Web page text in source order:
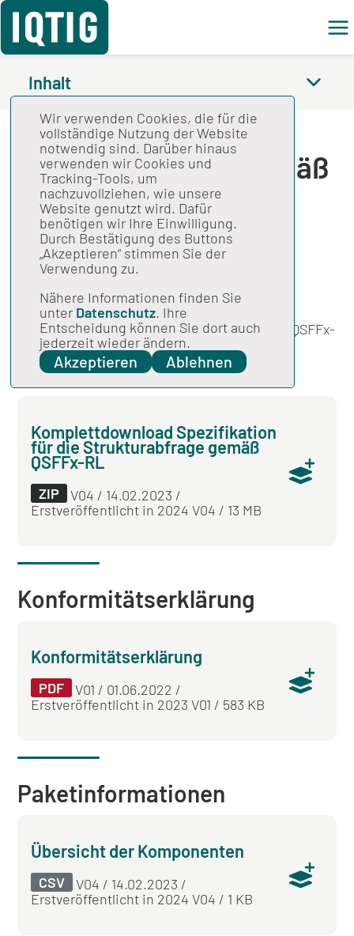
Feed
Inhalt
Spezifikation für die
Strukturabfrage gemäß
QSFFx-RL 2024 V04
Gesamtspezifikation
Modulbezogene Anwenderinformation
Stand: 14.02.2023
Spezifikation für die Strukturabfrage gemäß QSFFx-
RL 2024, Version 04; Anpassung der
Änderungsmeldung; Vereinheitlichung der
Nachweise; Neue administrative Prüfungen.
Komplettdownload Spezifikation
für die Strukturabfrage gemäß
QSFFx-RL
ZIP
V04 / 14.02.2023 /
Erstveröffentlicht in 2024 V04 / 13 MB
Konformitätserklärung
Konformitätserklärung
PDF
V01 / 01.06.2022 /
Erstveröffentlicht in 2023 V01 / 583 KB
Paket­informationen
Übersicht der Komponenten
CSV
V04 / 14.02.2023 /
Erstveröffentlicht in 2024 V04 / 1 KB
Wir verwenden Cookies, die für die
vollständige Nutzung der Website
notwendig sind. Darüber hinaus
verwenden wir Cookies und
Tracking-Tools, um
nachzuvollziehen, wie unsere
Website genutzt wird. Dafür
benötigen wir Ihre Einwilligung.
Durch Bestätigung des Buttons
„Akzeptieren“ stimmen Sie der
Verwendung zu.
Nähere Informationen finden Sie
unter Datenschutz. Ihre
Entscheidung können Sie dort auch
jederzeit wieder ändern.
Akzeptieren Ablehnen